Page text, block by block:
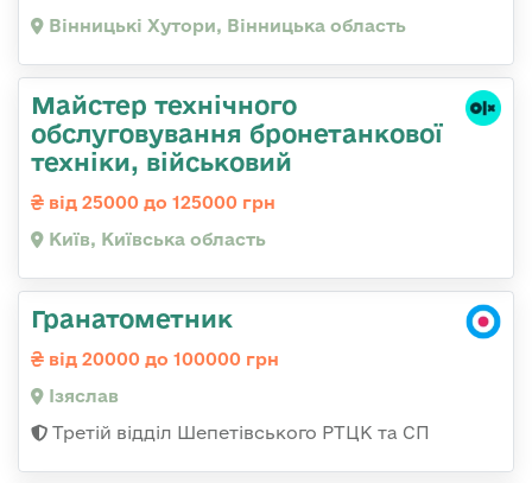
Вінницькі Хутори, Вінницька область
Майстер технічного
обслуговування бронетанкової
техніки, військовий
від 25000 до 125000 грн
Київ, Київська область
Гранатометник
від 20000 до 100000 грн
Ізяслав
Третій відділ Шепетівського РТЦК та СП